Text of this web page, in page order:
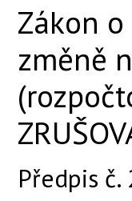
Zákon
změně
Předpis č.